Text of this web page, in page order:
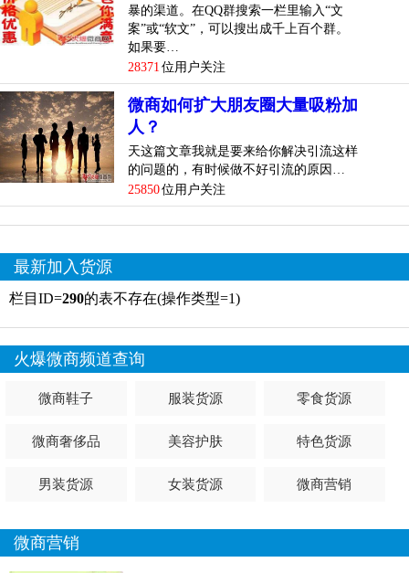
暴的渠道。在QQ群搜索一栏里输入“文
案”或“软文”，可以搜出成千上百个群。
如果要…
28371 位用户关注
微商如何扩大朋友圈大量吸粉加
人？
天这篇文章我就是要来给你解决引流这样
的问题的，有时候做不好引流的原因…
25850位用户关注
最新加入货源
栏目ID=290的表不存在(操作类型=1)
火爆微商频道查询
微商鞋子 服装货源 零食货源
微商奢侈品 美容护肤 特色货源
男装货源 女装货源 微商营销
微商营销